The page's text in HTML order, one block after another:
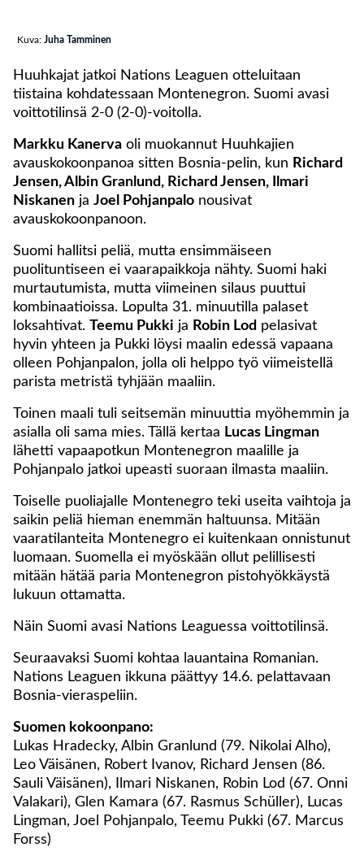
Kuva: Juha Tamminen
Huuhkajat jatkoi Nations Leaguen otteluitaan
tiistaina kohdatessaan Montenegron. Suomi avasi
voittotilinsä 2-0 (2-0)-voitolla.
Markku Kanerva oli muokannut Huuhkajien
avauskokoonpanoa sitten Bosnia-pelin, kun Richard
Jensen, Albin Granlund, Richard Jensen, Ilmari
Niskanen ja Joel Pohjanpalo nousivat
avauskokoonpanoon.
Suomi hallitsi peliä, mutta ensimmäiseen
puolituntiseen ei vaarapaikkoja nähty. Suomi haki
murtautumista, mutta viimeinen silaus puuttui
kombinaatioissa. Lopulta 31. minuutilla palaset
loksahtivat. Teemu Pukki ja Robin Lod pelasivat
hyvin yhteen ja Pukki löysi maalin edessä vapaana
olleen Pohjanpalon, jolla oli helppo työ viimeistellä
parista metristä tyhjään maaliin.
Toinen maali tuli seitsemän minuuttia myöhemmin ja
asialla oli sama mies. Tällä kertaa Lucas Lingman
lähetti vapaapotkun Montenegron maalille ja
Pohjanpalo jatkoi upeasti suoraan ilmasta maaliin.
Toiselle puoliajalle Montenegro teki useita vaihtoja ja
saikin peliä hieman enemmän haltuunsa. Mitään
vaaratilanteita Montenegro ei kuitenkaan onnistunut
luomaan. Suomella ei myöskään ollut pelillisesti
mitään hätää paria Montenegron pistohyökkäystä
lukuun ottamatta.
Näin Suomi avasi Nations Leaguessa voittotilinsä.
Seuraavaksi Suomi kohtaa lauantaina Romanian.
Nations Leaguen ikkuna päättyy 14.6. pelattavaan
Bosnia-vieraspeliin.
Suomen kokoonpano:
Lukas Hradecky, Albin Granlund (79. Nikolai Alho),
Leo Väisänen, Robert Ivanov, Richard Jensen (86.
Sauli Väisänen), Ilmari Niskanen, Robin Lod (67. Onni
Valakari), Glen Kamara (67. Rasmus Schüller), Lucas
Lingman, Joel Pohjanpalo, Teemu Pukki (67. Marcus
Forss)